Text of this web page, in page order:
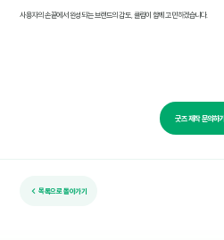
사용자의 손끝에서 완성되는 브랜드의 감도, 클림이 함께 고민하겠습니다.
굿즈 제작 문의하기
← 목록으로 돌아가기